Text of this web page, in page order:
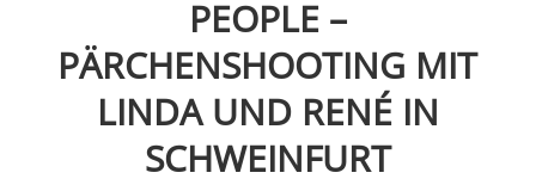
PEOPLE –
PÄRCHENSHOOTING MIT
LINDA UND RENÉ IN
SCHWEINFURT